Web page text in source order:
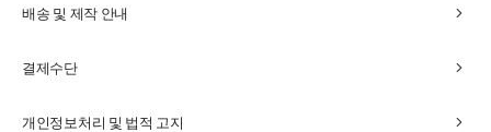
배송 및 제작 안내 chevron_right
결제수단 chevron_right
개인정보처리 및 법적 고지 chevron_right